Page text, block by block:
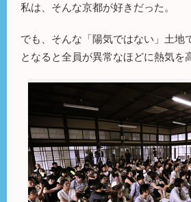
私は、そんな京都が好きだった。
でも、そんな「陽気ではない」土地
となると全員が異常なほどに熱気を